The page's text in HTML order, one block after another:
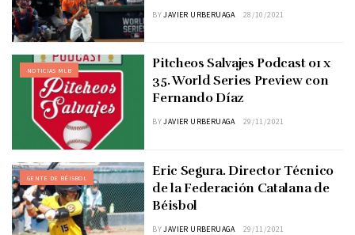
BYJAVIER URBERUAGA 28/10/2021
NOTICIAS MLB
Pitcheos Salvajes Podcast 01 x
35. World Series Preview con
Fernando Díaz
BYJAVIER URBERUAGA 29/11/2021
GENTE DE BÉISBOL
Eric Segura. Director Técnico
de la Federación Catalana de
Béisbol
BYJAVIER URBERUAGA 29/11/2021